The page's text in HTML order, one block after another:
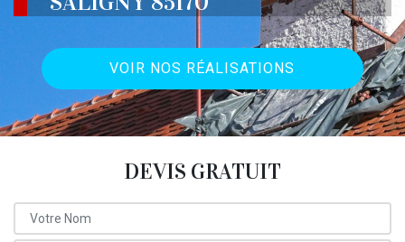
VOIR NOS RÉALISATIONS
DEVIS GRATUIT